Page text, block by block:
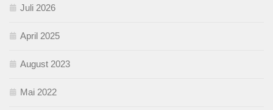
Juli 2026
April 2025
August 2023
Mai 2022